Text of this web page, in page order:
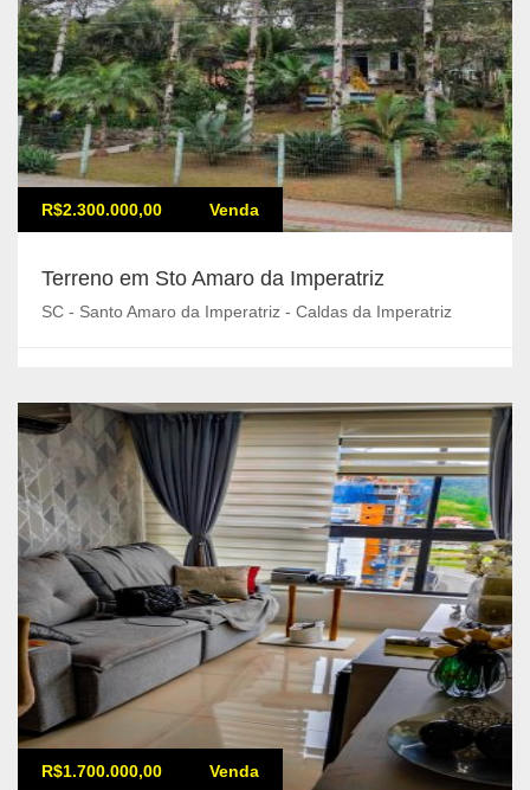
R$2.300.000,00 Venda
Terreno em Sto Amaro da Imperatriz
SC - Santo Amaro da Imperatriz - Caldas da Imperatriz
R$1.700.000,00 Venda